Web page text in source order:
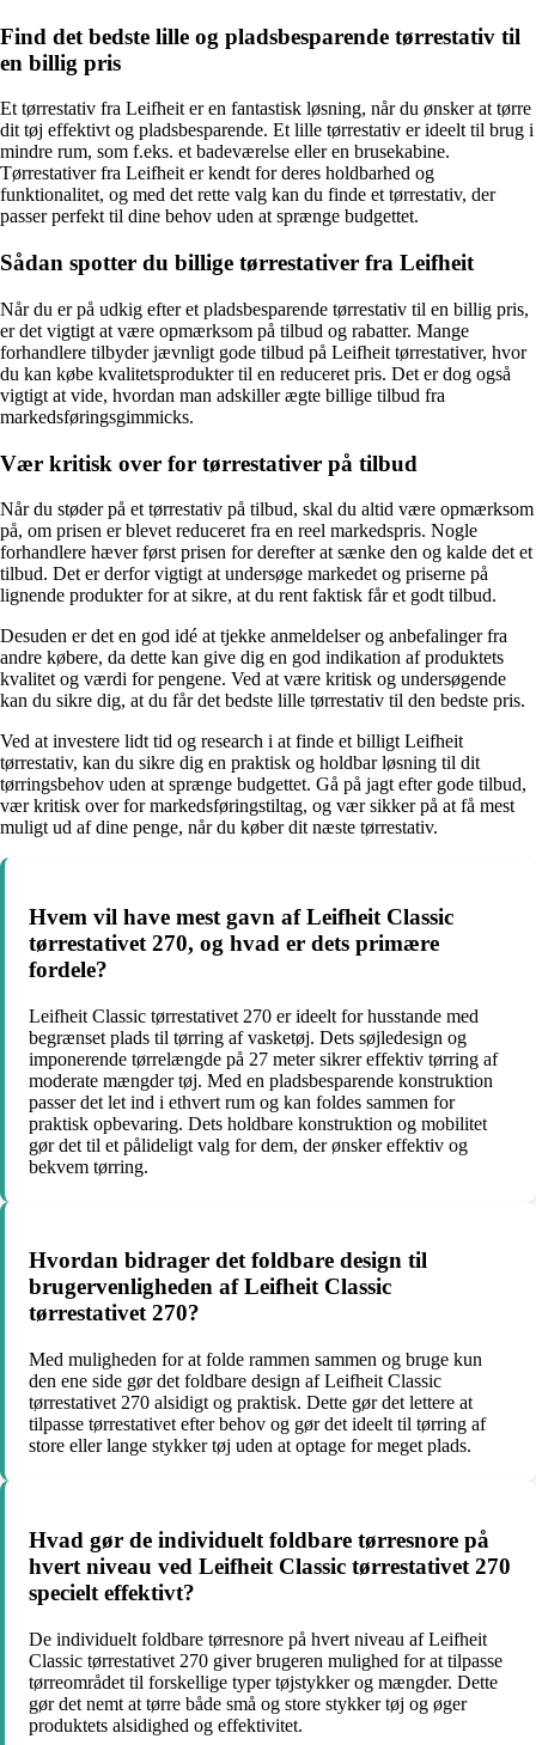
Find det bedste lille og pladsbesparende tørrestativ til
en billig pris
Et tørrestativ fra Leifheit er en fantastisk løsning, når du ønsker at tørre
dit tøj effektivt og pladsbesparende. Et lille tørrestativ er ideelt til brug i
mindre rum, som f.eks. et badeværelse eller en brusekabine.
Tørrestativer fra Leifheit er kendt for deres holdbarhed og
funktionalitet, og med det rette valg kan du finde et tørrestativ, der
passer perfekt til dine behov uden at sprænge budgettet.
Sådan spotter du billige tørrestativer fra Leifheit
Når du er på udkig efter et pladsbesparende tørrestativ til en billig pris,
er det vigtigt at være opmærksom på tilbud og rabatter. Mange
forhandlere tilbyder jævnligt gode tilbud på Leifheit tørrestativer, hvor
du kan købe kvalitetsprodukter til en reduceret pris. Det er dog også
vigtigt at vide, hvordan man adskiller ægte billige tilbud fra
markedsføringsgimmicks.
Vær kritisk over for tørrestativer på tilbud
Når du støder på et tørrestativ på tilbud, skal du altid være opmærksom
på, om prisen er blevet reduceret fra en reel markedspris. Nogle
forhandlere hæver først prisen for derefter at sænke den og kalde det et
tilbud. Det er derfor vigtigt at undersøge markedet og priserne på
lignende produkter for at sikre, at du rent faktisk får et godt tilbud.
Desuden er det en god idé at tjekke anmeldelser og anbefalinger fra
andre købere, da dette kan give dig en god indikation af produktets
kvalitet og værdi for pengene. Ved at være kritisk og undersøgende
kan du sikre dig, at du får det bedste lille tørrestativ til den bedste pris.
Ved at investere lidt tid og research i at finde et billigt Leifheit
tørrestativ, kan du sikre dig en praktisk og holdbar løsning til dit
tørringsbehov uden at sprænge budgettet. Gå på jagt efter gode tilbud,
vær kritisk over for markedsføringstiltag, og vær sikker på at få mest
muligt ud af dine penge, når du køber dit næste tørrestativ.
Hvem vil have mest gavn af Leifheit Classic
tørrestativet 270, og hvad er dets primære
fordele?
Leifheit Classic tørrestativet 270 er ideelt for husstande med
begrænset plads til tørring af vasketøj. Dets søjledesign og
imponerende tørrelængde på 27 meter sikrer effektiv tørring af
moderate mængder tøj. Med en pladsbesparende konstruktion
passer det let ind i ethvert rum og kan foldes sammen for
praktisk opbevaring. Dets holdbare konstruktion og mobilitet
gør det til et pålideligt valg for dem, der ønsker effektiv og
bekvem tørring.
Hvordan bidrager det foldbare design til
brugervenligheden af Leifheit Classic
tørrestativet 270?
Med muligheden for at folde rammen sammen og bruge kun
den ene side gør det foldbare design af Leifheit Classic
tørrestativet 270 alsidigt og praktisk. Dette gør det lettere at
tilpasse tørrestativet efter behov og gør det ideelt til tørring af
store eller lange stykker tøj uden at optage for meget plads.
Hvad gør de individuelt foldbare tørresnore på
hvert niveau ved Leifheit Classic tørrestativet 270
specielt effektivt?
De individuelt foldbare tørresnore på hvert niveau af Leifheit
Classic tørrestativet 270 giver brugeren mulighed for at tilpasse
tørreområdet til forskellige typer tøjstykker og mængder. Dette
gør det nemt at tørre både små og store stykker tøj og øger
produktets alsidighed og effektivitet.